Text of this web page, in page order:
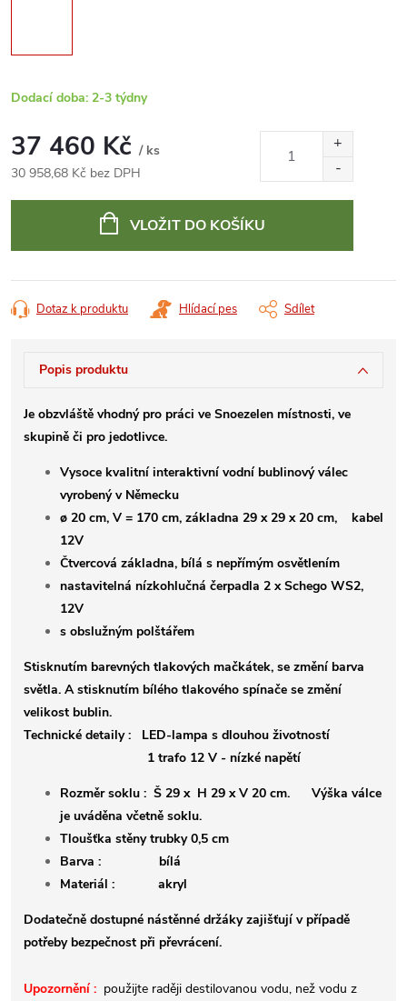
Dodací doba: 2-3 týdny
37 460 Kč / ks
30 958,68 Kč bez DPH
VLOŽIT DO KOŠÍKU
Dotaz k produktu Hlídací pes Sdílet
Popis produktu
Je obzvláště vhodný pro práci ve Snoezelen místnosti, ve
skupině či pro jedotlivce.
Vysoce kvalitní interaktivní vodní bublinový válec
vyrobený v Německu
ø 20 cm, V = 170 cm, základna 29 x 29 x 20 cm, kabel
12V
Čtvercová základna, bílá s nepřímým osvětlením
nastavitelná nízkohlučná čerpadla 2 x Schego WS2,
12V
s obslužným polštářem
Stisknutím barevných tlakových mačkátek, se změní barva
světla. A stisknutím bílého tlakového spínače se změní
velikost bublin.
Technické detaily : LED-lampa s dlouhou životností
1 trafo 12 V - nízké napětí
Rozměr soklu : Š 29 x H 29 x V 20 cm. Výška válce
je uváděna včetně soklu.
Tloušťka stěny trubky 0,5 cm
Barva :
bílá
Materiál : akryl
Dodatečně dostupné nástěnné držáky zajišťují v případě
potřeby bezpečnost při převrácení.
Upozornění : použijte raději destilovanou vodu, než vodu z